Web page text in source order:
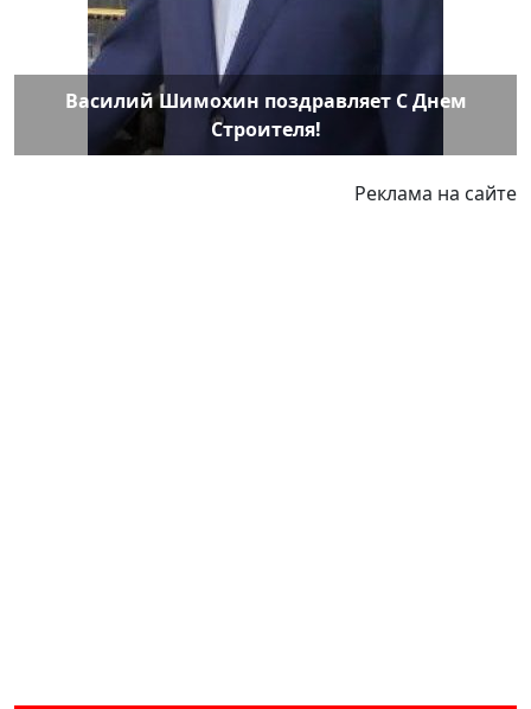
Василий Шимохин поздравляет С Днем
Строителя!
Реклама на сайте